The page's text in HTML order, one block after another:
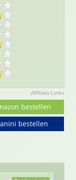
Affiliate Links
bestellen
bestellen